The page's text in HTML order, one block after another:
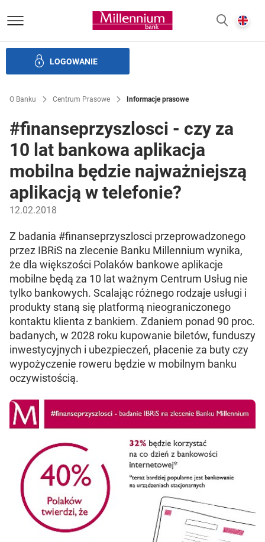
Bank Millennium homepage
LOGOWANIE
O Banku Centrum Prasowe Informacje prasowe
#finanseprzyszlosci - czy za
10 lat bankowa aplikacja
mobilna będzie najważniejszą
aplikacją w telefonie?
12.02.2018
Z badania #finanseprzyszlosci przeprowadzonego
przez IBRiS na zlecenie Banku Millennium wynika,
że dla większości Polaków bankowe aplikacje
mobilne będą za 10 lat ważnym Centrum Usług nie
tylko bankowych. Scalając różnego rodzaje usługi i
produkty staną się platformą nieograniczonego
kontaktu klienta z bankiem. Zdaniem ponad 90 proc.
badanych, w 2028 roku kupowanie biletów, funduszy
inwestycyjnych i ubezpieczeń, płacenie za buty czy
wypożyczenie roweru będzie w mobilnym banku
oczywistością.